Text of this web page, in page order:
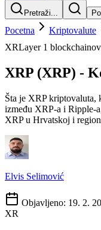
Pretraži...
Pocetna Kriptovalute
XRLayer 1
XRP (XRP) -
Šta je XRP kriptovaluta,
između XRP-a i Ripple-
XRP u Hrvatskoj i
Elvis Selimović
Objavljeno: 19. 2.
XR